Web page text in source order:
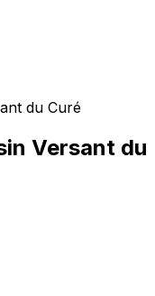
du Curé
Versant du